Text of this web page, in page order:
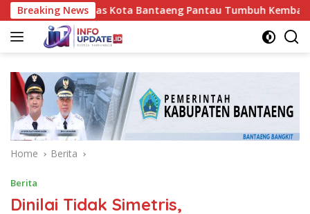
Skip
to
content
Breaking News
Puskesmas Kota Bantaeng Pantau Tumbuh Kembang Bayi
Home Berita
Berita
Dinilai Tidak Simetris,